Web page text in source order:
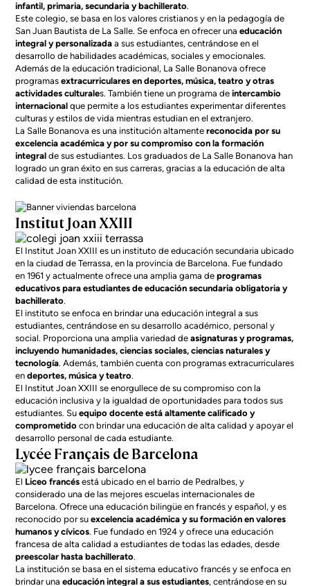
infantil, primaria, secundaria y bachillerato.
Este colegio, se basa en los valores cristianos y en la pedagogía de
San Juan Bautista de La Salle. Se enfoca en ofrecer unaeducación
integral y personalizada a sus estudiantes, centrándose en el
desarrollo de habilidades académicas, sociales y emocionales.
Además de la educación tradicional, La Salle Bonanova ofrece
programasextracurriculares en deportes, música, teatro y otras
actividades culturales. También tiene un programa deintercambio
internacionalque permite a los estudiantes experimentar diferentes
culturas y estilos de vida mientras estudian en el extranjero.
La Salle Bonanova es una institución altamentereconocida por su
excelencia académica y por su compromiso con la formación
integralde sus estudiantes. Los graduados de La Salle Bonanova han
logrado un gran éxito en sus carreras, gracias a la educación de alta
calidad de esta institución.
Institut Joan XXIII
El Institut Joan XXIII es un instituto de educación secundaria ubicado
en la ciudad de Terrassa, en la provincia de Barcelona. Fue fundado
en 1961 y actualmente ofrece una amplia gama de programas
educativos para estudiantes de educación secundaria obligatoria y
bachillerato.
El instituto se enfoca en brindar una educación integral a sus
estudiantes, centrándose en su desarrollo académico, personal y
social. Proporciona una amplia variedad deasignaturas y programas,
incluyendo humanidades, ciencias sociales, ciencias naturales y
tecnología. Además, también cuenta con programas extracurriculares
endeportes, música y teatro.
El Institut Joan XXIII se enorgullece de su compromiso con la
educación inclusiva y la igualdad de oportunidades para todos sus
estudiantes. Su equipo docente está altamente calificado y
comprometidocon brindar una educación de alta calidad y apoyar el
desarrollo personal de cada estudiante.
Lycée Français de Barcelona
El Liceo francés está ubicado en el barrio de Pedralbes, y
considerado una de lasmejores escuelas internacionales de
Barcelona. Ofrece una educación bilingüe en francés y español, y es
reconocido por su excelencia académica y su formación en valores
humanos y cívicos. Fue fundado en 1924 y ofrece una educación
francesa de alta calidad a estudiantes de todas las edades, desde
preescolar hasta bachillerato.
La institución se basa en el sistema educativo francés y se enfoca en
brindar unaeducación integral a sus estudiantes, centrándose en su